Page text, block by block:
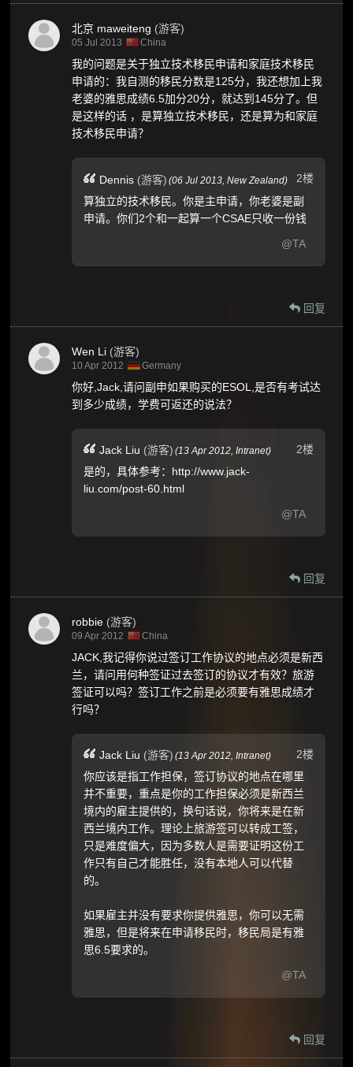
北京 maweiteng (游客)
05 Jul 2013 China
我的问题是关于独立技术移民申请和家庭技术移民
申请的：我自测的移民分数是125分，我还想加上我
老婆的雅思成绩6.5加分20分，就达到145分了。但
是这样的话 ，是算独立技术移民，还是算为和家庭
技术移民申请？
2楼
Dennis (游客) (06 Jul 2013,New Zealand)
算独立的技术移民。你是主申请，你老婆是副
申请。你们2个和一起算一个CSAE只收一份钱
@TA
回复
Wen Li (游客)
10 Apr 2012 Germany
你好,Jack,请问副申如果购买的ESOL,是否有考试达
到多少成绩，学费可返还的说法？
2楼
Jack Liu (游客) (13 Apr 2012,Intranet)
是的，具体参考：http://www.jack-
liu.com/post-60.html
@TA
回复
robbie (游客)
09 Apr 2012 China
JACK,我记得你说过签订工作协议的地点必须是新西
兰，请问用何种签证过去签订的协议才有效？旅游
签证可以吗？签订工作之前是必须要有雅思成绩才
行吗？
2楼
Jack Liu (游客) (13 Apr 2012,Intranet)
你应该是指工作担保，签订协议的地点在哪里
并不重要，重点是你的工作担保必须是新西兰
境内的雇主提供的，换句话说，你将来是在新
西兰境内工作。理论上旅游签可以转成工签，
只是难度偏大，因为多数人是需要证明这份工
作只有自己才能胜任，没有本地人可以代替
的。
如果雇主并没有要求你提供雅思，你可以无需
雅思，但是将来在申请移民时，移民局是有雅
思6.5要求的。
@TA
回复